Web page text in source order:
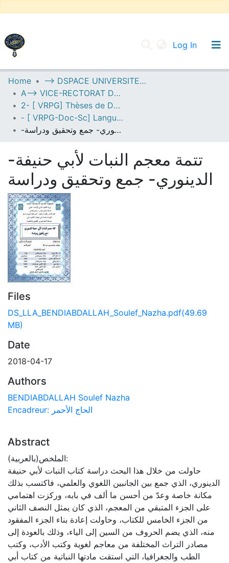
Log In
UNIVERSITY OF D.L SIDI BEL ABBES
Communities & Collections
All of DSpace
Statistics
Home
--> DSPACE UNIVERSITE DJILALLI LIABES DE SIDI BEL ABBES
A--> VICE-RECTORAT DE LA POST-GRADUATION
2- [ VRPG] Thèses de Doctorat en Sciences
- [ VRPG-Doc-Sc] Langue et littérature arabe --- لغة وأدب عربي
-تتمة معجم النبات لأبي حنيفة الدينوري- جمع وتحقيق ودراسة
-تتمة معجم النبات لأبي حنيفة
الدينوري- جمع وتحقيق ودراسة
Files
DS_LLA_BENDIABDALLAH_Soulef_Nazha.pdf(49.69
MB)
Date
2018-04-17
Authors
BENDIABDALLAH Soulef Nazha
Encadreur: الحاج الأحمر
Abstract
الملخص(بالعربية):
حاولت من خلال هذا البحث دراسة كتاب النبات لأبي حنيفة
الدينوري، الذي جمع بين الجانبين اللغوي والعلمي، فاكتسب بذلك
مكانة خاصة وعدّ من أحسن ما ألف في بابه، وركزت اهتمامي
على الجزء المتبقي من المعجم، الذي كان يمثل النصف الثاني
من الجزء الخامس للكتاب، وحاولت إعادة بناء الجزء المفقود
منه، الذي يضم الحروف من السين إلى الياء، وذلك بالعودة إلى
مصادر التراث المختلفة من معاجم لغوية وكتب الأدب، وكتب
الطب والجغرافيا، التي استقت مادتها النباتية من كتاب أبي